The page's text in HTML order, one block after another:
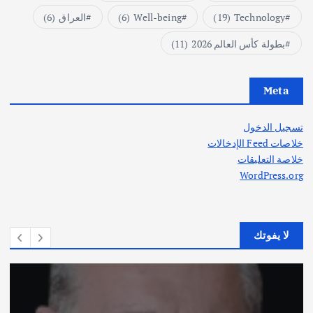
Technology
(19)
Well-being
(6) العراق (6)
بطولة كأس العالم 2026
(11)
Meta
تسجيل الدخول
خلاصات Feed الإدخالات
خلاصة التعليقات
WordPress.org
لا يفوتك